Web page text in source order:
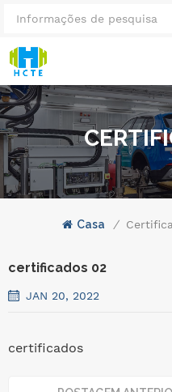
Casa /
certificados 02
JAN 20, 2022
certificados